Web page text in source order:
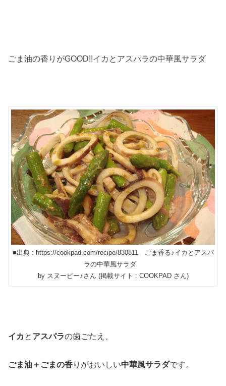
ごま油の香りがGOOD!!イカとアスパラの中華風サラダ
■出典 : https://cookpad.com/recipe/830811 ごま香る♪イカとアスパ
ラの中華風サラダ
by スヌーピー♪さん (掲載サイト : COOKPAD さん)
イカ と アスパラの歯ごたえ、
ごま油＋ごまの香りがおいしい中華風サラダです。